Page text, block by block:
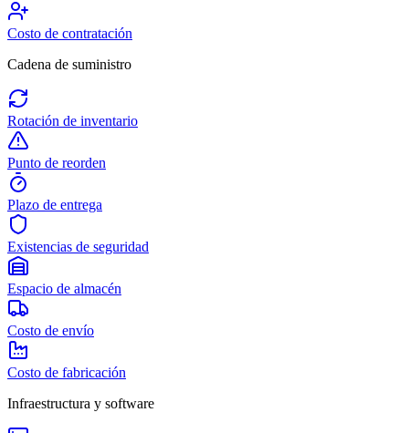
Costo de contratación
Cadena de suministro
Rotación de inventario
Punto de reorden
Plazo de entrega
Existencias de seguridad
Espacio de almacén
Costo de envío
Costo de fabricación
Infraestructura y software